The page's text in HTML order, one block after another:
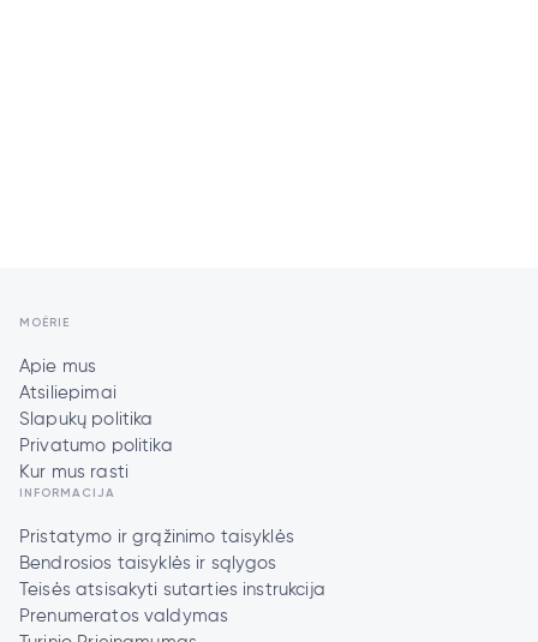
MOÉRIE
Apie mus
Atsiliepimai
Slapukų politika
Privatumo politika
Kur mus rasti
INFORMACIJA
Pristatymo ir grąžinimo taisyklės
Bendrosios taisyklės ir sąlygos
Teisės atsisakyti sutarties instrukcija
Prenumeratos valdymas